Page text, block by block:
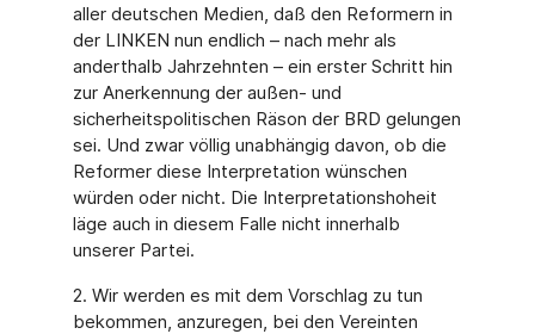
aller deutschen Medien, daß den Reformern in
der LINKEN nun endlich – nach mehr als
anderthalb Jahrzehnten – ein erster Schritt hin
zur Anerkennung der außen- und
sicherheitspolitischen Räson der BRD gelungen
sei. Und zwar völlig unabhängig davon, ob die
Reformer diese Interpretation wünschen
würden oder nicht. Die Interpretationshoheit
läge auch in diesem Falle nicht innerhalb
unserer Partei.
2. Wir werden es mit dem Vorschlag zu tun
bekommen, anzuregen, bei den Vereinten